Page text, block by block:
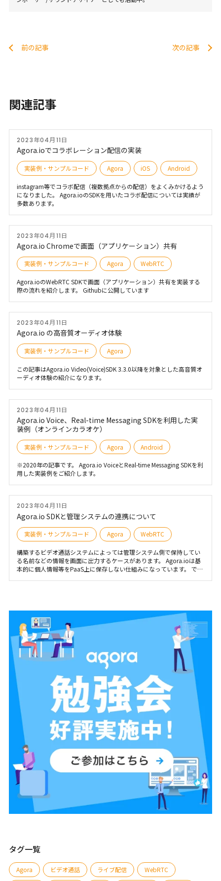
前の記事 次の記事
関連記事
2023年04月11日
Agora.ioでコラボレーション配信の実装
実装例・サンプルコード Agora iOS Android
instagram等でコラボ配信（複数拠点からの配信）をよくみかけるよう
になりました。 Agora.ioのSDKを用いたコラボ配信については実績が
多数あります。
2023年04月11日
Agora.io Chromeで画面（アプリケーション）共有
実装例・サンプルコード Agora WebRTC
Agora.ioのWebRTC SDKで画面（アプリケーション）共有を実装する
際の流れを紹介します。 Githubに公開しています
2023年04月11日
Agora.io の高音質オーディオ体験
実装例・サンプルコード Agora
この記事はAgora.io Video(Voice)SDK 3.3.0以降を対象とした高音質オ
ーディオ体験の紹介になります。
2023年04月11日
Agora.io Voice、Real-time Messaging SDKを利用した実
装例（オンラインカラオケ）
実装例・サンプルコード Agora Android
※2020年の記事です。 Agora.io VoiceとReal-time Messaging SDKを利
用した実装例をご紹介します。
2023年04月11日
Agora.io SDKと管理システムの連携について
実装例・サンプルコード Agora WebRTC
構築するビデオ通話システムによっては管理システム側で保持してい
る名前などの情報を画面に出力するケースがあります。 Agora.ioは基
本的に個人情報等をPaaS上に保存しない仕組みになっています。 で
タグ一覧
Agora ビデオ通話 ライブ配信 WebRTC